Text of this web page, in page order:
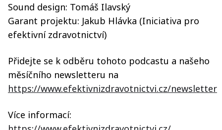
Sound design: Tomáš Ilavský
Garant projektu: Jakub Hlávka (Iniciativa pro
efektivní zdravotnictví)
Přidejte se k odběru tohoto podcastu a našeho
měsíčního newsletteru na
https://www.efektivnizdravotnictvi.cz/newsletter
Více informací: